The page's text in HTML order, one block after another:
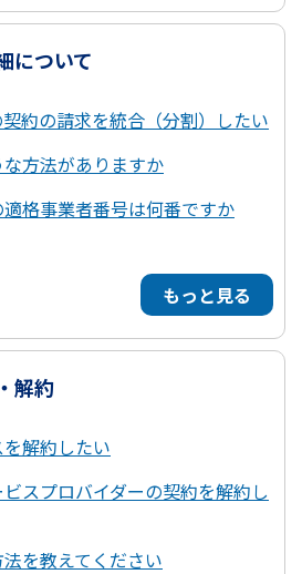
について
約の請求を統合（分割）したい
方法がありますか
格事業者番号は何番ですか
もっと見る
解約
解約したい
スプロバイダーの契約を解約し
を教えてください